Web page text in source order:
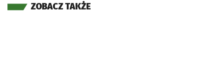
ZOBACZ TAKŻE